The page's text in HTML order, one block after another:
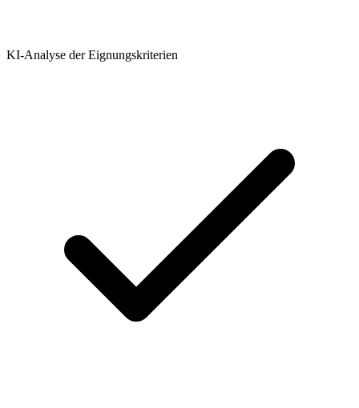
KI-Analyse der Eignungskriterien